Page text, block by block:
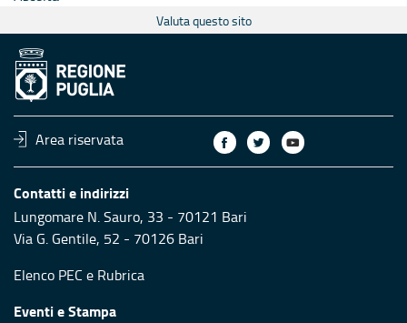
Valuta questo sito
Area riservata
Contatti e indirizzi
Lungomare N. Sauro, 33 - 70121 Bari
Via G. Gentile, 52 - 70126 Bari
Elenco PEC e Rubrica
Eventi e Stampa